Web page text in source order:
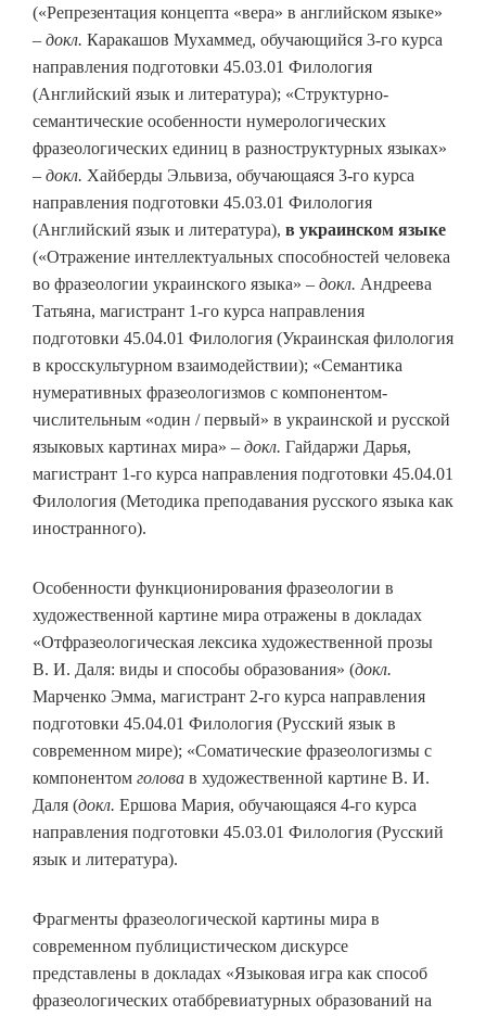
(«Репрезентация концепта «вера» в английском языке»
– докл. Каракашов Мухаммед, обучающийся 3-го курса
направления подготовки 45.03.01 Филология
(Английский язык и литература); «Структурно-
семантические особенности нумерологических
фразеологических единиц в разноструктурных языках»
– докл. Хайберды Эльвиза, обучающаяся 3-го курса
направления подготовки 45.03.01 Филология
(Английский язык и литература), в украинском языке
(«Отражение интеллектуальных способностей человека
во фразеологии украинского языка» – докл. Андреева
Татьяна, магистрант 1-го курса направления
подготовки 45.04.01 Филология (Украинская филология
в кросскультурном взаимодействии); «Семантика
нумеративных фразеологизмов с компонентом-
числительным «один / первый» в украинской и русской
языковых картинах мира» – докл. Гайдаржи Дарья,
магистрант 1-го курса направления подготовки 45.04.01
Филология (Методика преподавания русского языка как
иностранного).
Особенности функционирования фразеологии в
художественной картине мира отражены в докладах
«Отфразеологическая лексика художественной прозы
В. И. Даля: виды и способы образования» (докл.
Марченко Эмма, магистрант 2-го курса направления
подготовки 45.04.01 Филология (Русский язык в
современном мире); «Соматические фразеологизмы с
компонентом голова в художественной картине В. И.
Даля (докл. Ершова Мария, обучающаяся 4-го курса
направления подготовки 45.03.01 Филология (Русский
язык и литература).
Фрагменты фразеологической картины мира в
современном публицистическом дискурсе
представлены в докладах «Языковая игра как способ
фразеологических отаббревиатурных образований на